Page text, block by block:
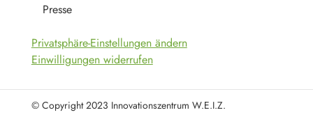
Presse
Privatsphäre-Einstellungen ändern
Einwilligungen widerrufen
© Copyright 2023 Innovationszentrum W.E.I.Z.